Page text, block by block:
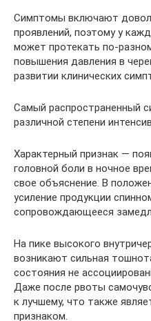
Симптомы включают
проявлений, поэтому у
может протекать по-
повышения давления в
развитии клинических
Самый распространенный
различной степени
Характерный признак —
головной боли в ночное
свое объяснение. В
усиление продукции
сопровождающееся
На пике высокого
возникают сильная
состояния не
Даже после рвоты
к лучшему, что также
признаком.